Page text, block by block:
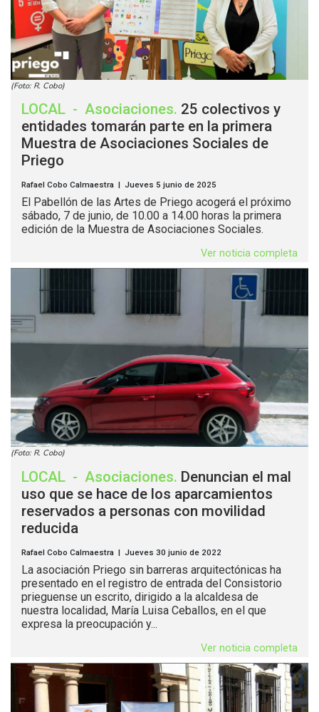
(Foto: R. Cobo)
LOCAL - Asociaciones. 25 colectivos y
entidades tomarán parte en la primera
Muestra de Asociaciones Sociales de
Priego
Rafael Cobo Calmaestra | Jueves 5 junio de 2025
El Pabellón de las Artes de Priego acogerá el próximo
sábado, 7 de junio, de 10.00 a 14.00 horas la primera
edición de la Muestra de Asociaciones Sociales.
Ver noticia completa
(Foto: R. Cobo)
LOCAL - Asociaciones. Denuncian el mal
uso que se hace de los aparcamientos
reservados a personas con movilidad
reducida
Rafael Cobo Calmaestra | Jueves 30 junio de 2022
La asociación Priego sin barreras arquitectónicas ha
presentado en el registro de entrada del Consistorio
prieguense un escrito, dirigido a la alcaldesa de
nuestra localidad, María Luisa Ceballos, en el que
expresa la preocupación y...
Ver noticia completa